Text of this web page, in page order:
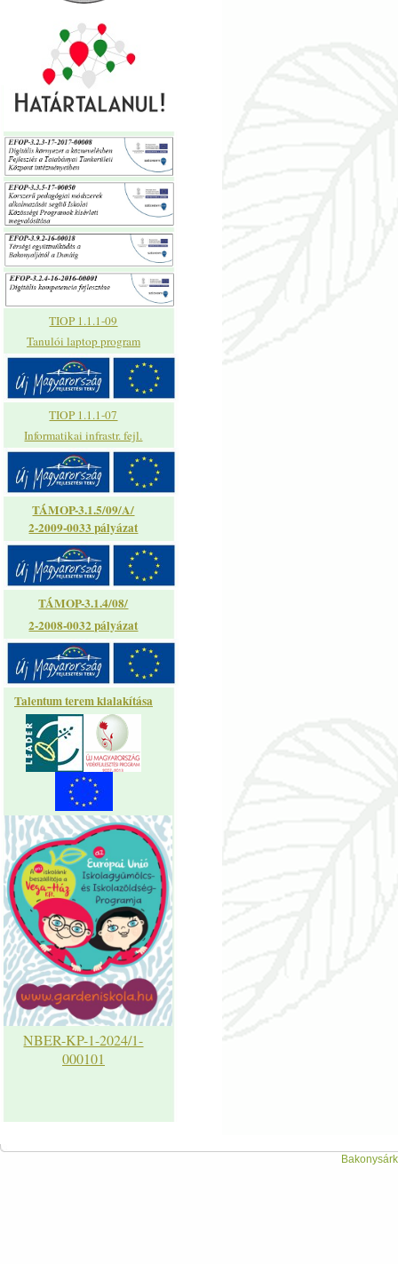
TIOP 1.1.1-09
Tanulói laptop program
TIOP 1.1.1-07
Informatikai infrastr. fejl.
TÁMOP-3.1.5/09/A/
2-2009-0033 pályázat
TÁMOP-3.1.4/08/
2-2008-0032 pályázat
Talentum terem kialakítása
NBER-KP-1-2024/1-
000101